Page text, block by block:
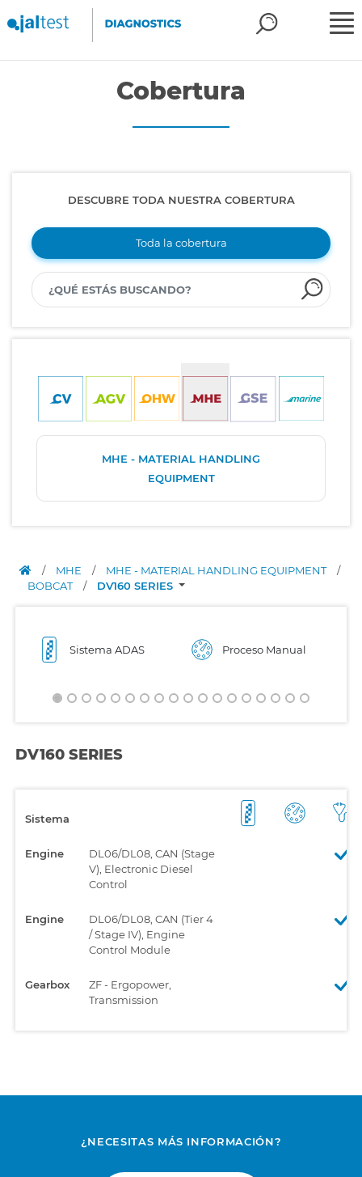
Cobertura
DESCUBRE TODA NUESTRA COBERTURA
Toda la cobertura
MHE - MATERIAL HANDLING
EQUIPMENT
/ MHE / MHE - MATERIAL HANDLING EQUIPMENT
/
BOBCAT
/ DV160 SERIES
Sistema ADAS Proceso Manual
DV160 SERIES
Sistema
Engine
DL06/DL08, CAN (Stage
V), Electronic Diesel
Control
Engine
DL06/DL08, CAN (Tier 4
/ Stage IV), Engine
Control Module
Gearbox
ZF - Ergopower,
Transmission
¿NECESITAS MÁS INFORMACIÓN?